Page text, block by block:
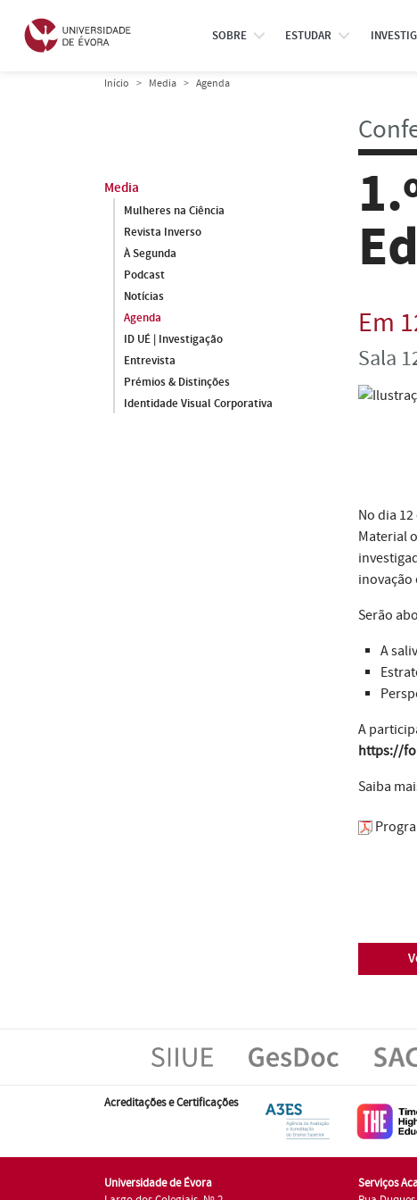
SOBRE ESTUDAR
Início Media Agenda
Media
Mulheres na Ciência
Revista Inverso
À Segunda
Podcast
Notícias
Agenda
ID UÉ | Investigação
Entrevista
Prémios & Distinções
Identidade Visual Corporativa
Em
Sala
No dia
Material
inovação
Serão
A
A
https://
Saiba
Acreditações e Certificações
Universidade de Évora
Serviços